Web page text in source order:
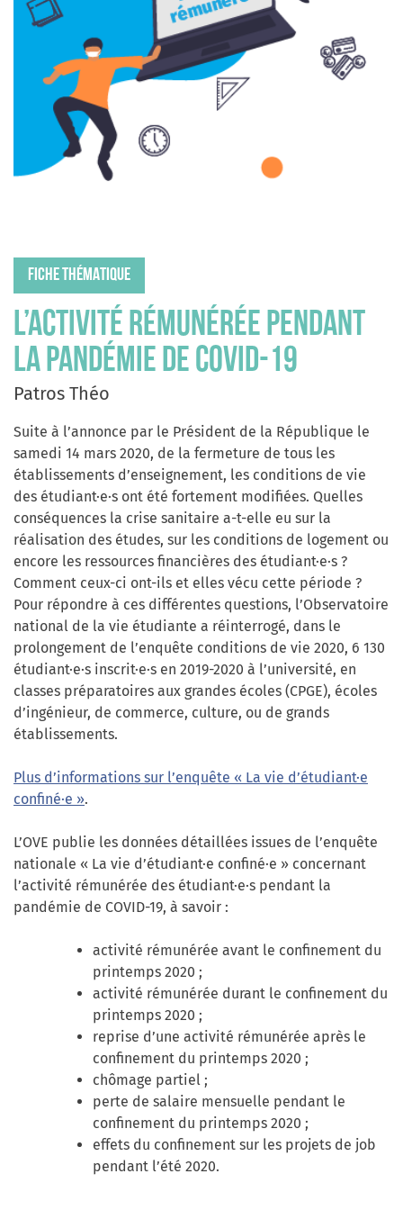
Ressources documentaires
Prix de l’OVE
Les OVE en région
EUROSTUDENT
Nous suivre
FICHE THÉMATIQUE
L’activité rémunérée pendant
la pandémie de COVID-19
Patros Théo
Suite à l’annonce par le Président de la République le
samedi 14 mars 2020, de la fermeture de tous les
établissements d’enseignement, les conditions de vie
des étudiant·e·s ont été fortement modifiées. Quelles
conséquences la crise sanitaire a-t-elle eu sur la
réalisation des études, sur les conditions de logement ou
encore les ressources financières des étudiant·e·s ?
Comment ceux-ci ont-ils et elles vécu cette période ?
Pour répondre à ces différentes questions, l’Observatoire
national de la vie étudiante a réinterrogé, dans le
prolongement de l’enquête conditions de vie 2020, 6 130
étudiant·e·s inscrit·e·s en 2019-2020 à l’université, en
classes préparatoires aux grandes écoles (CPGE), écoles
d’ingénieur, de commerce, culture, ou de grands
établissements.
Plus d’informations sur l’enquête « La vie d’étudiant·e
confiné·e ».
L’OVE publie les données détaillées issues de l’enquête
nationale « La vie d’étudiant·e confiné·e » concernant
l’activité rémunérée des étudiant·e·s pendant la
pandémie de COVID-19, à savoir :
activité rémunérée avant le confinement du
printemps 2020 ;
activité rémunérée durant le confinement du
printemps 2020 ;
reprise d’une activité rémunérée après le
confinement du printemps 2020 ;
chômage partiel ;
perte de salaire mensuelle pendant le
confinement du printemps 2020 ;
effets du confinement sur les projets de job
pendant l’été 2020.